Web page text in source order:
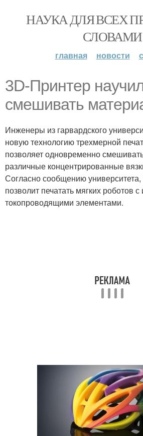
НАУКА ДЛЯ ВСЕХ
СЛОВАМИ
главная новости
3D-Принтер
смешивать
Инженеры из гарвардского
новую технологию трехмерной
позволяет одновременно
различные концентрированные
Согласно сообщению университета,
позволит печатать мягких роботов
токопроводящими элементами.